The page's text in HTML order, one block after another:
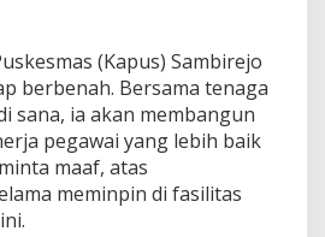
(Kapus) Sambirejo
berbenah. Bersama tenaga
sana, ia akan membangun
pegawai yang lebih baik
maaf, atas
meminpin di fasilitas